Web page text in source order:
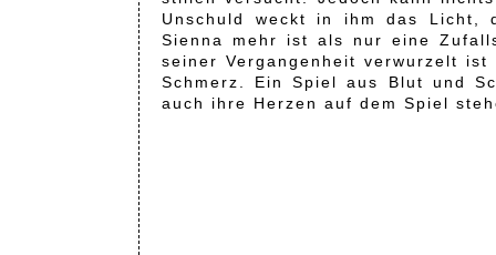
Unschuld weckt in ihm das Licht,
Sienna mehr ist als nur eine
seiner Vergangenheit verwurzelt
Schmerz. Ein Spiel aus Blut und
auch ihre Herzen auf dem Spiel